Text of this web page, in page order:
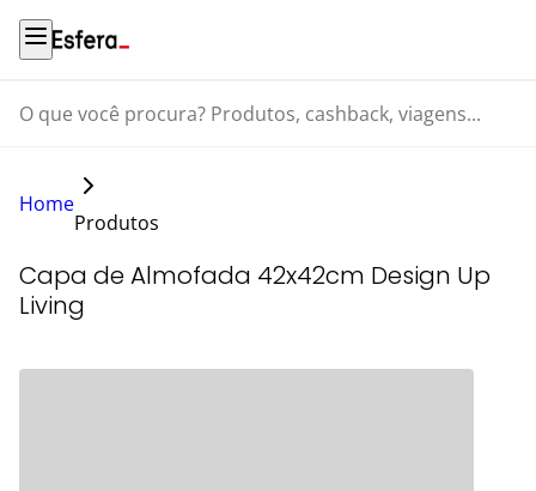
O que você procura? Produtos, cashback, viagens...
Home
Produtos
Capa de Almofada 42x42cm Design Up
Living